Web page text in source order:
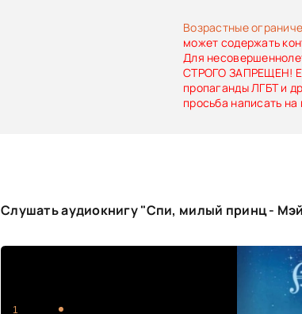
роману «Чернила и
отдельно — каждая
Возрастные
может содержать
Для
СТРОГО ЗАПРЕЩЕН!
пропаганды ЛГБТ и
просьба написать
Слушать аудиокнигу "Спи, милый принц -
1